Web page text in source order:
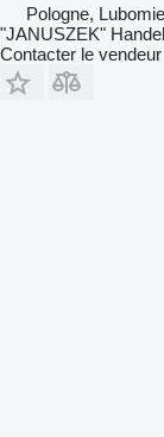
Pologne,
"JANUSZEK"
Contacter le vendeur